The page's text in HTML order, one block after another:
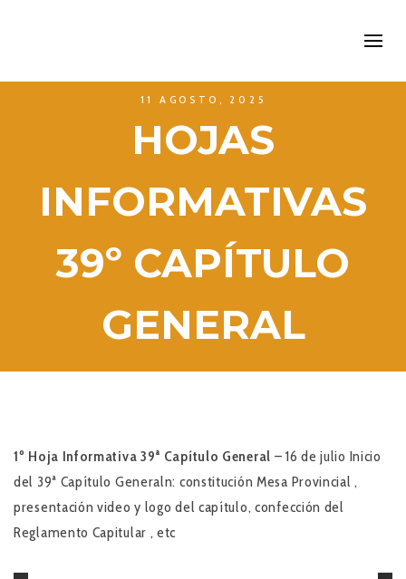
11 AGOSTO, 2025
HOJAS
INFORMATIVAS
39º CAPÍTULO
GENERAL
1º Hoja Informativa 39ª Capítulo General – 16 de julio Inicio
del 39ª Capítulo Generaln: constitución Mesa Provincial ,
presentación video y logo del capítulo, confección del
Reglamento Capitular , etc